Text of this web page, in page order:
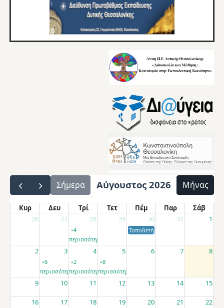
Σήμερα Αύγουστος 2026 Μήνας
Κυρ Δευ Τρί Τετ Πέμ Παρ
Σάβ
26
27 28 29 30 31 1
+4
περισσότερα
Τοποθετήσεις αποσπασμένων
2 3 4 5 6 7 8
+6
περισσότερα
+2
περισσότερα
+8
περισσότερα
9 10 11 12 13 14 15
16 17 18 19 20 21 22